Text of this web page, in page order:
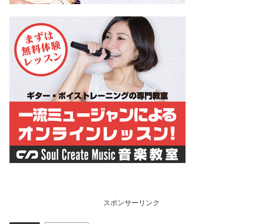
スポンサーリンク